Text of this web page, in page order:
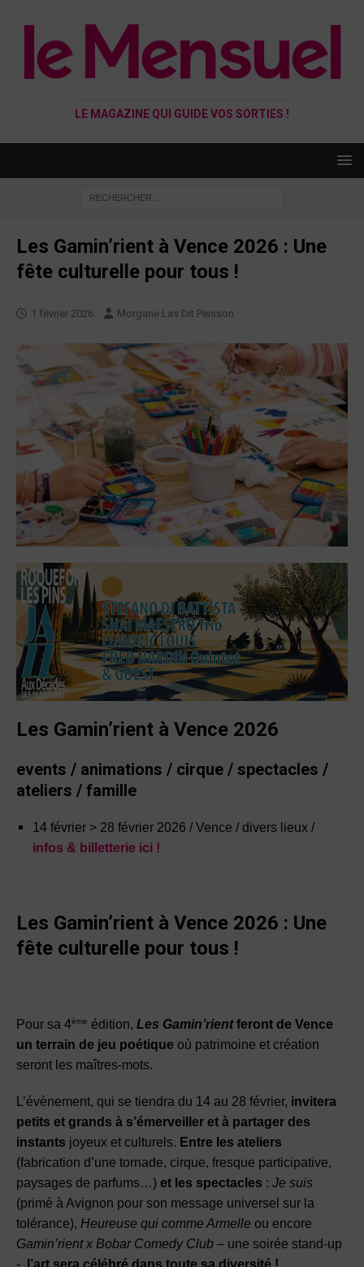
LE MAGAZINE QUI GUIDE VOS SORTIES !
Les Gamin’rient à Vence 2026 : Une
fête culturelle pour tous !
1 février 2026 Morgane Las Dit Peisson
Les Gamin’rient à Vence 2026
events / animations / cirque / spectacles /
ateliers / famille
14 février > 28 février 2026 / Vence / divers lieux /
infos & billetterie ici !
Les Gamin’rient à Vence 2026 : Une
fête culturelle pour tous !
Pour sa 4ème édition, Les Gamin’rient feront de Vence
un terrain de jeu poétique où patrimoine et création
seront les maîtres-mots.
L’évènement, qui se tiendra du 14 au 28 février, invitera
petits et grands à s’émerveiller et à partager des
instants joyeux et culturels. Entre les ateliers
(fabrication d’une tornade, cirque, fresque participative,
paysages de parfums…) et les spectacles : Je suis
(primé à Avignon pour son message universel sur la
tolérance), Heureuse qui comme Armelle ou encore
Gamin’rient x Bobar Comedy Club – une soirée stand-up
-, l’art sera célébré dans toute sa diversité !